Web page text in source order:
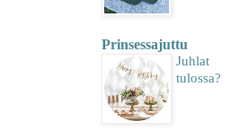
Prinsessajuttu
Juhlat
tulossa?